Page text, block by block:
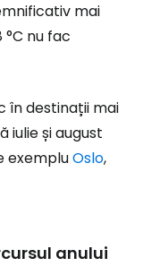
mai
nu fac
în destinații mai
iulie și august
exempluOslo,
anului